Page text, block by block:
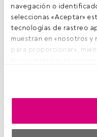
navegación o
seleccionas «Aceptar»
tecnologías de rastreo
muestran en «nosotros
para proporcionar»,
anuncios que ves
momento haciendo clic
privacidad» que